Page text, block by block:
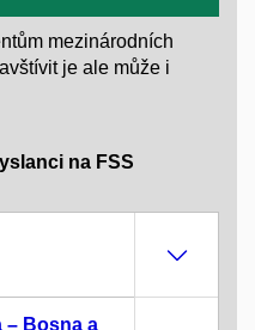
mezinárodních
je ale může i
na FSS
– Bosna a